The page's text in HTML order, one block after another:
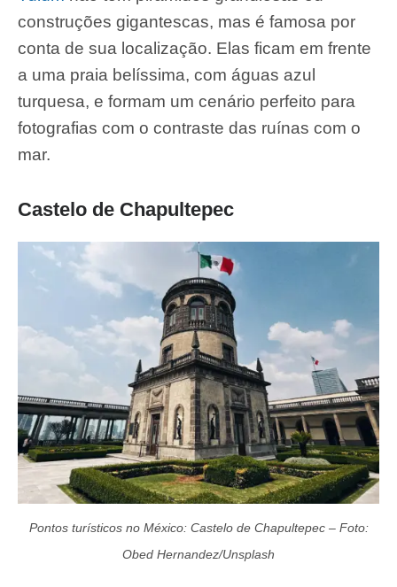
construções gigantescas, mas é famosa por
conta de sua localização. Elas ficam em frente
a uma praia belíssima, com águas azul
turquesa, e formam um cenário perfeito para
fotografias com o contraste das ruínas com o
mar.
Castelo de Chapultepec
Pontos turísticos no México: Castelo de Chapultepec – Foto:
Obed Hernandez/Unsplash